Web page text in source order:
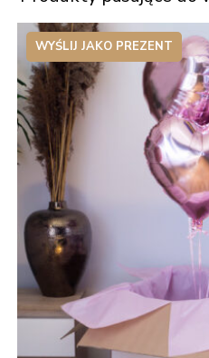
WYŚLIJ JAKO PREZENT